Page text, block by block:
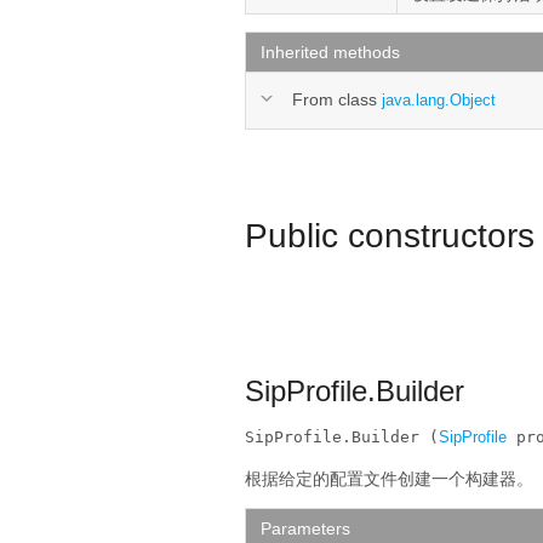
Inherited methods
From class java.lang.Object
Public constructors
SipProfile.Builder
SipProfile.Builder ( SipProfile
根据给定的配置文件创建一个构建器。
Parameters